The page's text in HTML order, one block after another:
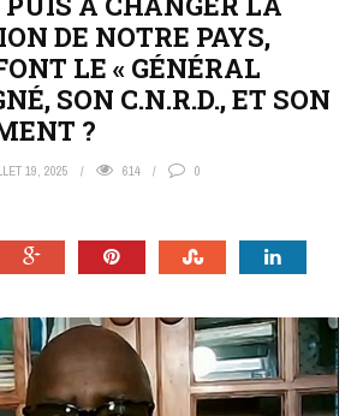
DE NOTRE PAYS,
LE « GÉNÉRAL
SON C.N.R.D., ET SON
?
19, 2025 614 0